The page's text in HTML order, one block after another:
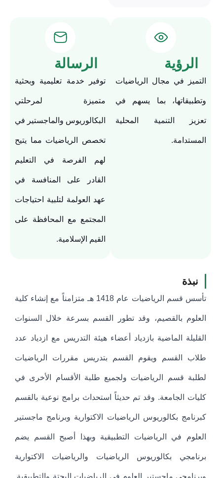
الرؤية
التميز في مجال الرياضيات
وتطبيقاتها، بما يسهم في
تعزيز التنمية المحلية
المستدامة.
الرسالة
توفير خدمة تعليمية وبحثية
متميزة لمرحلتي
البكالوريوس والماجستير في
تخصص الرياضيات مما يتيح
لهم الفرصة في التعليم
القادر على المنافسة في
عهد العولمة لتلبية احتياجات
المجتمع مع المحافظة على
القيم الإسلامية.
نبذة
تأسس قسم الرياضيات عام 1418 هـ متزامناً مع إنشاء كلية
العلوم بالقصيم، وقد تطور القسم بسرعة خلال السنوات
القليلة الماضية بازدياد أعضاء هيئة التدريس مع ازدياد عدد
طلاب القسم ويقوم القسم بتدريس مقررات الرياضيات
لطلبة قسم الرياضيات ولجميع طلبة الأقسام الأخرى في
كليات الجامعة. وقد تم حديثاً استحداث برامج نوعية بالقسم
كبرنامج بكالوريوس الرياضيات الاكتوارية وبرنامج ماجستير
العلوم في الرياضيات التطبيقية وبهذا أصبح القسم يضم
برنامجي بكالوريوس الرياضيات والرياضيات الاكتوارية
وبرنامجي ماجستير العلوم في الرياضيات البحتة والتطبيقية.